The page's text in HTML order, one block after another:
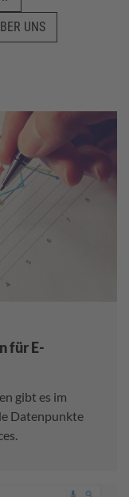
UNS
für E-
gibt es im
Datenpunkte